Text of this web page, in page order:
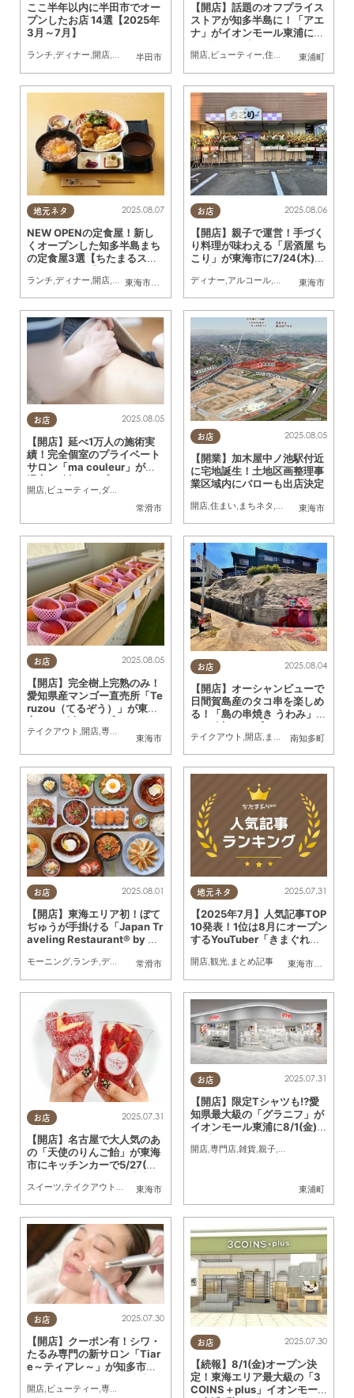
半田市
ここ半年以内に半田市でオー
プンしたお店 14選【2025年
3月～7月】
ランチ,ディナー,開店,リニューアル まとめ記事 ,家族 東浦町
【開店】話題のオフプライス
ストアが知多半島に！「アエ
ナ」がイオンモール東浦に7/
開店, ビューティー,住まい 雑貨,家族
地元ネタ
東海市
, 知多市 常滑市
2025.08.07
NEW OPENの定食屋！新し
くオープンした知多半島まち
の定食屋3選【ちたまるスタ
ランチ,ディナー,開店,専門店,まちネタ ちたまるスタイル掲載店
お店
東海市
2025.08.06
【開店】親子で運営！手づく
り料理が味わえる「居酒屋 ち
こり」が東海市に7/24(木)オ
ディナー,アルコール,開店 まちネタ
お店
常滑市
2025.08.05
【開店】延べ1万人の施術実
績！完全個室のプライベート
サロン「ma couleur」が常
滑市に移転オープン
開店 ビューティー ダイエット おひとりさま
お店
東海市
2025.08.05
【開業】加木屋中ノ池駅付近
に宅地誕生！土地区画整理事
業区域内にバローも出店決定
開店,住まい, まちネタ ,家族
お店
東海市
2025.08.05
【開店】完全樹上完熟のみ！
愛知県産マンゴー直売所「Te
ruzou（てるぞう）」が東海
市に8/8(金)オープン
テイクアウト 開店 専門店
お店
南知多町
2025.08.04
【開店】オーシャンビューで
日間賀島産のタコ串を楽しめ
る！「島の串焼き うわみ」が
7/23(水)オープン
テイクアウト 開店, まちネタ ,家族,カップ
お店
常滑市
2025.08.01
【開店】東海エリア初！ぼて
ぢゅうが手掛ける「Japan Tr
aveling Restaurant® by BO
オープン
モーニング,ランチ,ディナー ,開店,観光 家族,カップル,おひとりさま
地元ネタ
東海市大府市
2025.07.31
【2025年7月】人気記事TOP
10発表！1位は8月にオープン
するYouTuber「きまぐれク
開店,観光, まとめ記事
お店
東海市
2025.07.31
【開店】名古屋で大人気のあ
の「天使のりんご飴」が東海
市にキッチンカーで5/27(火)
スイーツ,テイクアウト ,キッチンカー
お店
東浦町
2025.07.31
【開店】限定Tシャツも!?愛
知県最大級の「グラニフ」が
イオンモール東浦に8/1(金)オ
ープン
開店,専門店,雑貨,親子,カップル
お店 2025.07.30
【開店】クーポン有！シワ・
たるみ専門の新サロン「Tiar
e～ティアレ～」が知多市に5
開店, ビューティー,専門店 クーポン,親子,おひとりさま,友人
お店 2025.07.30
【続報】8/1(金)オープン決
定！東海エリア最大級の「3
COINS＋plus」イオンモー